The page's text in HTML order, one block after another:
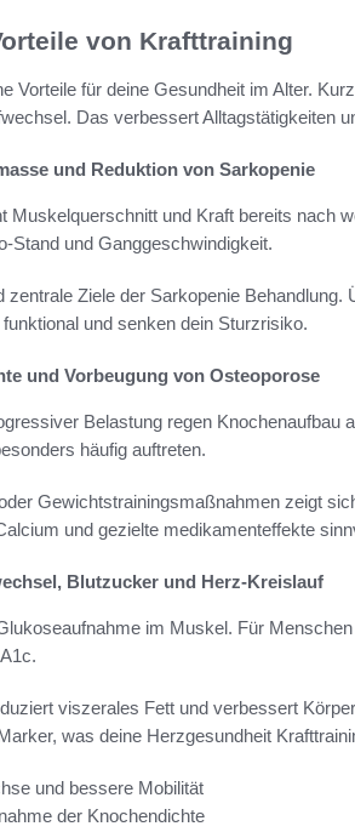
von Krafttraining
Vorteile für deine Gesundheit im Alter.
Das verbessert Alltagstätigkeiten
und Reduktion von Sarkopenie
Muskelquerschnitt und Kraft bereits nach
Stand und Ganggeschwindigkeit.
zentrale Ziele der Sarkopenie
und senken dein Sturzrisiko.
und Vorbeugung von Osteoporose
Belastung regen Knochenaufbau
häufig auftreten.
Gewichtstrainingsmaßnahmen zeigt
und gezielte medikamenteffekte
Blutzucker und Herz-Kreislauf
im Muskel. Für
viszerales Fett und verbessert
was deine Herzgesundheit
und bessere Mobilität
der Knochendichte